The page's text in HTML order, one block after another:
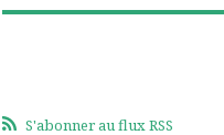
S'abonner au flux RSS